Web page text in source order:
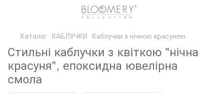
Каталог КАБЛУЧКИ Каблучки з нічною красунею
Стильні каблучки з квіткою "нічна
красуня", епоксидна ювелірна
смола